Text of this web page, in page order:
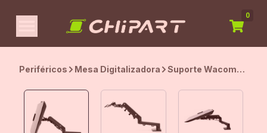
0
Periféricos Mesa Digitalizadora
Suporte Wacom
Cintiq Pro 22, 24,
ACK62803K